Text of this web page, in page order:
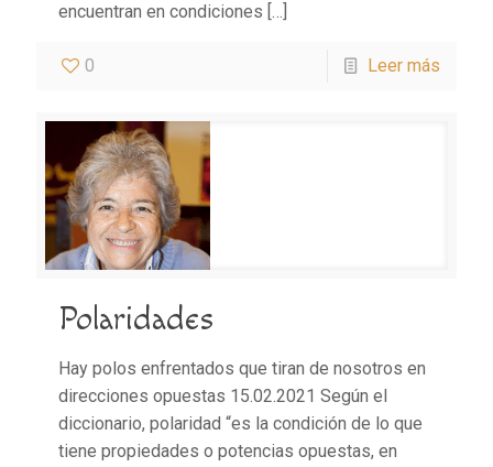
encuentran en condiciones […]
0 Leer más
Polaridades
Hay polos enfrentados que tiran de nosotros en
direcciones opuestas 15.02.2021 Según el
diccionario, polaridad “es la condición de lo que
tiene propiedades o potencias opuestas, en